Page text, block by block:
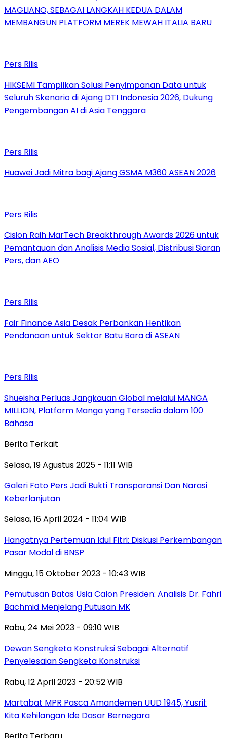
MAGLIANO, SEBAGAI LANGKAH KEDUA DALAM
MEMBANGUN PLATFORM MEREK MEWAH ITALIA BARU
Pers Rilis
HIKSEMI Tampilkan Solusi Penyimpanan Data untuk
Seluruh Skenario di Ajang DTI Indonesia 2026, Dukung
Pengembangan AI di Asia Tenggara
Pers Rilis
Huawei Jadi Mitra bagi Ajang GSMA M360 ASEAN 2026
Pers Rilis
Cision Raih MarTech Breakthrough Awards 2026 untuk
Pemantauan dan Analisis Media Sosial, Distribusi Siaran
Pers, dan AEO
Pers Rilis
Fair Finance Asia Desak Perbankan Hentikan
Pendanaan untuk Sektor Batu Bara di ASEAN
Pers Rilis
Shueisha Perluas Jangkauan Global melalui MANGA
MILLION, Platform Manga yang Tersedia dalam 100
Bahasa
Berita Terkait
Selasa, 19 Agustus 2025 - 11:11 WIB
Galeri Foto Pers Jadi Bukti Transparansi Dan Narasi
Keberlanjutan
Selasa, 16 April 2024 - 11:04 WIB
Hangatnya Pertemuan Idul Fitri: Diskusi Perkembangan
Pasar Modal di BNSP
Minggu, 15 Oktober 2023 - 10:43 WIB
Pemutusan Batas Usia Calon Presiden: Analisis Dr. Fahri
Bachmid Menjelang Putusan MK
Rabu, 24 Mei 2023 - 09:10 WIB
Dewan Sengketa Konstruksi Sebagai Alternatif
Penyelesaian Sengketa Konstruksi
Rabu, 12 April 2023 - 20:52 WIB
Martabat MPR Pasca Amandemen UUD 1945, Yusril:
Kita Kehilangan Ide Dasar Bernegara